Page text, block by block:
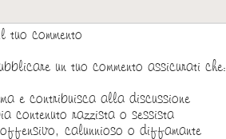
commento
un tuo commento assicurati che:
e contribuisca alla discussione
contenuto razzista o sessista
calunnioso o diffamante